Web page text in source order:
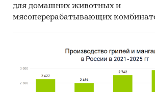
5. Месяц импорта/экспорта
производители товара
8. Объем импорта и экспорта в
для домашних животных и
мясоперерабатывающих